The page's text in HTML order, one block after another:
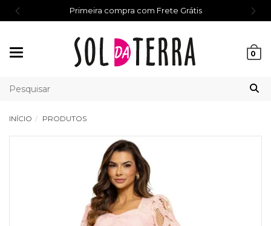
Primeira compra com Frete Grátis
0
INÍCIO PRODUTOS